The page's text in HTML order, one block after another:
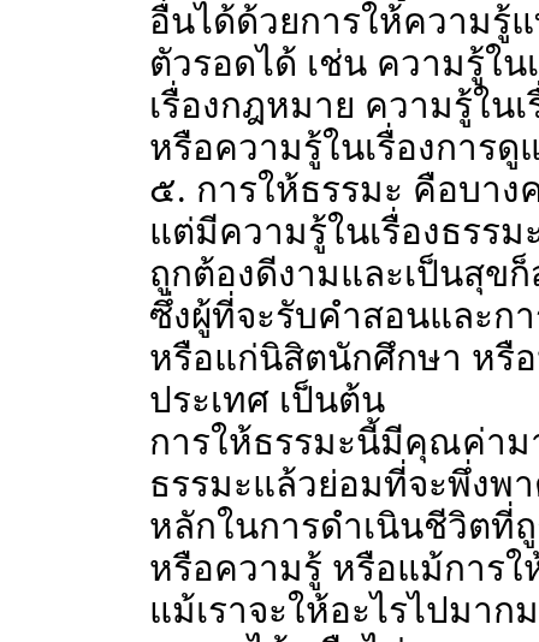
อื่นได้ด้วยการให้ความรู้
ตัวรอดได้ เช่น ความรู้ใ
เรื่องกฎหมาย ความรู้ใน
หรือความรู้ในเรื่องการ
๕. การให้ธรรมะ คือบา
แต่มีความรู้ในเรื่องธรร
ถูกต้องดีงามและเป็นสุข
ซึ่งผู้ที่จะรับคำสอนและก
หรือแก่นิสิตนักศึกษา หรื
ประเทศ เป็นต้น
การให้ธรรมะนี้มีคุณค่าม
ธรรมะแล้วย่อมที่จะพึ่งพา
หลักในการดำเนินชีวิตที่
หรือความรู้ หรือแม้การ
แม้เราจะให้อะไรไปมา